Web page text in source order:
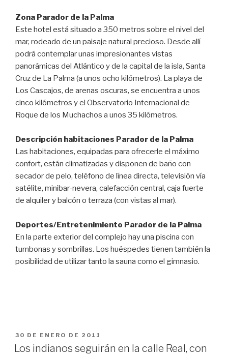
Zona Parador de la Palma
Este hotel está situado a 350 metros sobre el nivel del
mar, rodeado de un paisaje natural precioso. Desde allí
podrá contemplar unas impresionantes vistas
panorámicas del Atlántico y de la capital de la isla, Santa
Cruz de La Palma (a unos ocho kilómetros). La playa de
Los Cascajos, de arenas oscuras, se encuentra a unos
cinco kilómetros y el Observatorio Internacional de
Roque de los Muchachos a unos 35 kilómetros.
Descripción habitaciones Parador de la Palma
Las habitaciones, equipadas para ofrecerle el máximo
confort, están climatizadas y disponen de baño con
secador de pelo, teléfono de línea directa, televisión vía
satélite, minibar-nevera, calefacción central, caja fuerte
de alquiler y balcón o terraza (con vistas al mar).
Deportes/Entretenimiento Parador de la Palma
En la parte exterior del complejo hay una piscina con
tumbonas y sombrillas. Los huéspedes tienen también la
posibilidad de utilizar tanto la sauna como el gimnasio.
PUBLICADO
EL
30 DE ENERO DE 2011
Los indianos seguirán en la calle Real, con